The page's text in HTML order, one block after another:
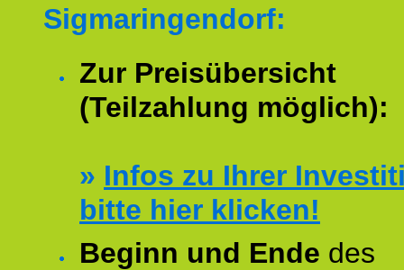
Sigmaringendorf:
Zur Preisübersicht
(Teilzahlung möglich):
» Infos zu Ihrer
bitte hier klicken!
Beginn und Ende des